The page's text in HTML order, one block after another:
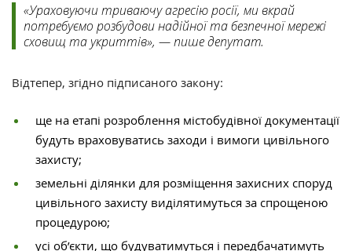
«Ураховуючи триваючу агресію росії, ми вкрай
потребуємо розбудови надійної та безпечної мережі
сховищ та укриттів», — пише депутат.
Відтепер, згідно підписаного закону:
ще на етапі розроблення містобудівної документації
будуть враховуватись заходи і вимоги цивільного
захисту;
земельні ділянки для розміщення захисних споруд
цивільного захисту виділятимуться за спрощеною
процедурою;
усі об’єкти, що будуватимуться і передбачатимуть